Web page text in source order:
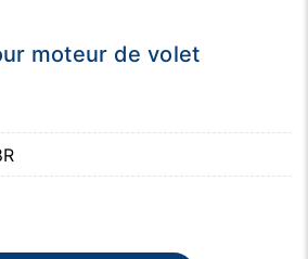
moteur de volet